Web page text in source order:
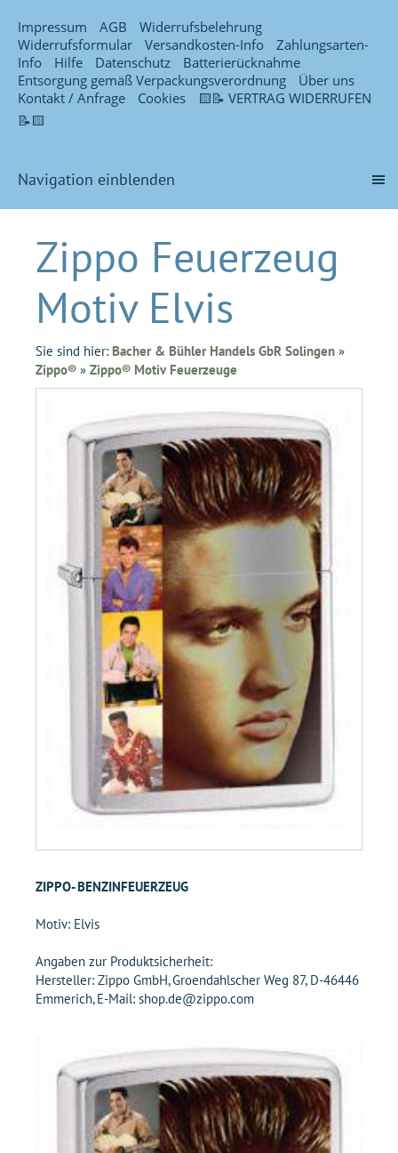
Impressum AGB
Widerrufsbelehrung
Widerrufsformular
Versandkosten-Info
Zahlungsarten-
Info
Hilfe Datenschutz
Batterierücknahme
Entsorgung gemäß Verpackungsverordnung
Über uns
Kontakt / Anfrage
Cookies
🟨📝 VERTRAG WIDERRUFEN
📝🟨
Navigation einblenden
Zippo Feuerzeug
Motiv Elvis
Sie sind hier: Bacher & Bühler Handels GbR Solingen »
Zippo® » Zippo® Motiv Feuerzeuge
ZIPPO- BENZINFEUERZEUG
Motiv: Elvis
Angaben zur Produktsicherheit:
Hersteller: Zippo GmbH, Groendahlscher Weg 87, D-46446
Emmerich, E-Mail: shop.de@zippo.com